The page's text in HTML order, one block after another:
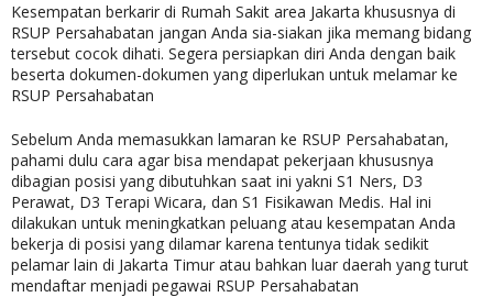
Kesempatan berkarir di Rumah Sakit area Jakarta khususnya di
RSUP Persahabatan jangan Anda sia-siakan jika memang bidang
tersebut cocok dihati. Segera persiapkan diri Anda dengan baik
beserta dokumen-dokumen yang diperlukan untuk melamar ke
RSUP Persahabatan
Sebelum Anda memasukkan lamaran ke RSUP Persahabatan,
pahami dulu cara agar bisa mendapat pekerjaan khususnya
dibagian posisi yang dibutuhkan saat ini yakni S1 Ners, D3
Perawat, D3 Terapi Wicara, dan S1 Fisikawan Medis. Hal ini
dilakukan untuk meningkatkan peluang atau kesempatan Anda
bekerja di posisi yang dilamar karena tentunya tidak sedikit
pelamar lain di Jakarta Timur atau bahkan luar daerah yang turut
mendaftar menjadi pegawai RSUP Persahabatan